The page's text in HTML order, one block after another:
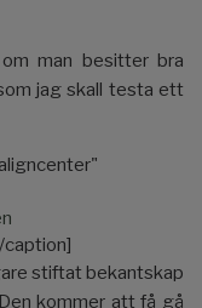
man besitter bra
jag skall testa ett
caption]
stiftat bekantskap
kommer att få gå